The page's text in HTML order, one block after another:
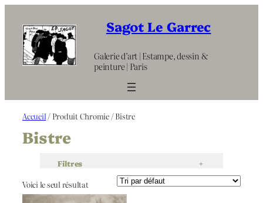
contenu
Sagot Le Garrec
Galerie d’art | Estampe, dessin &
peinture | Paris
Accueil / Produit Chromie / Bistre
Bistre
Filtres +
Voici le seul résultat